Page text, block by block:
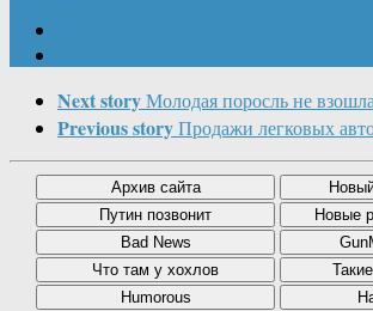
Next storyМолодая поросль не
Previous storyПродажи легковых